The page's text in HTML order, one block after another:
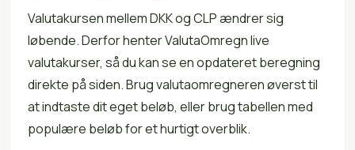
Valutakursen mellem DKK og CLP ændrer sig
løbende. Derfor henter ValutaOmregn live
valutakurser, så du kan se en opdateret beregning
direkte på siden. Brug valutaomregneren øverst til
at indtaste dit eget beløb, eller brug tabellen med
populære beløb for et hurtigt overblik.